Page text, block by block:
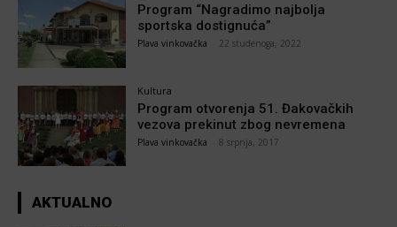
Program “Nagradimo najbolja
sportska dostignuća”
Plava vinkovačka 22 studenoga, 2022
Kultura
Program otvorenja 51. Đakovačkih
vezova prekinut zbog nevremena
Plava vinkovačka 8 srpnja, 2017
AKTUALNO